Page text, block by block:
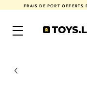
FRAIS DE PORT OFFERTS